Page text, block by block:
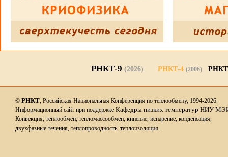
РНКТ-9 (2026) РНКТ-4 (2006)
© РНКТ, Российская Национальная Конференция по теплообмену, 1994-2026.
Информационный сайт при поддержке Кафедры низких температур НИУ
Конвекция, теплообмен, тепломассообмен, кипение, испарение, конденсация,
двухфазные течения, теплопроводность, теплоизоляция.